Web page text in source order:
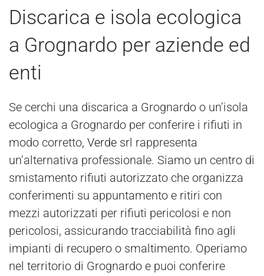
Discarica e isola ecologica
a Grognardo per aziende ed
enti
Se cerchi una discarica a Grognardo o un’isola
ecologica a Grognardo per conferire i rifiuti in
modo corretto, Verde srl rappresenta
un’alternativa professionale. Siamo un centro di
smistamento rifiuti autorizzato che organizza
conferimenti su appuntamento e ritiri con
mezzi autorizzati per rifiuti pericolosi e non
pericolosi, assicurando tracciabilità fino agli
impianti di recupero o smaltimento. Operiamo
nel territorio di Grognardo e puoi conferire